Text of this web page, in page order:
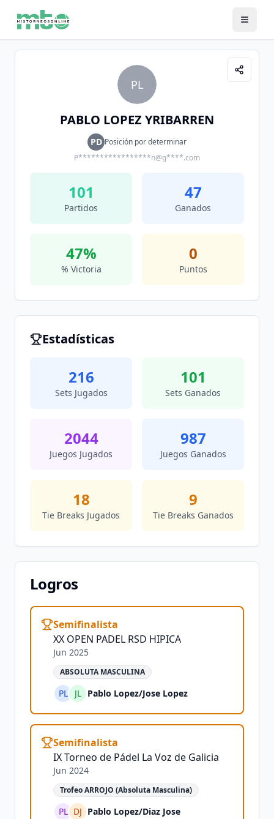
PL
PABLO LOPEZ YRIBARREN
PD Posición por determinar
P*****************n@g****.com
101
Partidos
47
Ganados
47%
% Victoria
0
Puntos
Estadísticas
216
Sets Jugados
101
Sets Ganados
2044
Juegos Jugados
987
Juegos Ganados
18
Tie Breaks Jugados
9
Tie Breaks Ganados
Logros
Semifinalista
XX OPEN PADEL RSD HIPICA
Jun 2025
ABSOLUTA MASCULINA
PL JL Pablo Lopez/Jose Lopez
Semifinalista
IX Torneo de Pádel La Voz de Galicia
Jun 2024
Trofeo ARROJO (Absoluta Masculina)
PL DJ Pablo Lopez/Diaz Jose